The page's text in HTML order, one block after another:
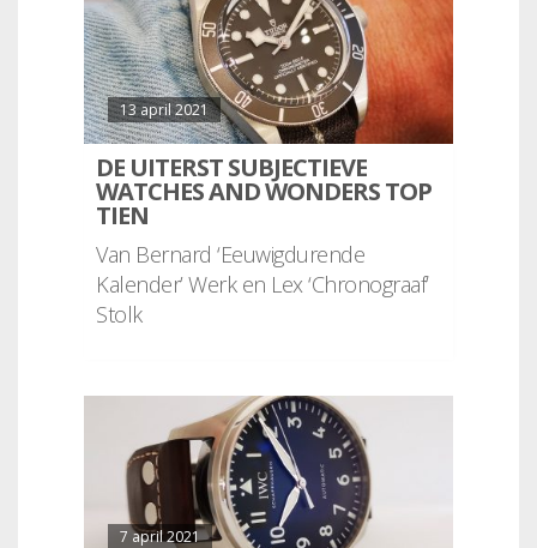
13 april 2021
DE UITERST SUBJECTIEVE
WATCHES AND WONDERS TOP
TIEN
Van Bernard ‘Eeuwigdurende
Kalender’ Werk en Lex ‘Chronograaf’
Stolk
7 april 2021